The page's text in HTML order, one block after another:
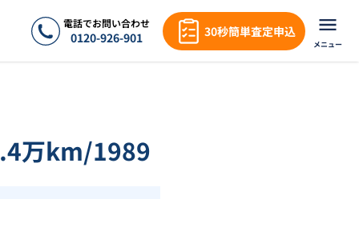
電話でお問い合わせ
0120-926-901 30秒簡単査定申込
メニュー
万km/1989